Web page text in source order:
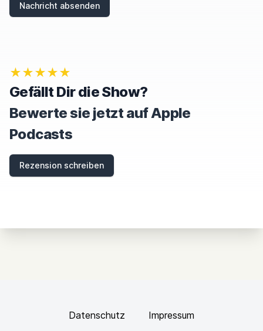
R
E
T
H
I
S
F
E
Nachricht absenden
★★★★★
Gefällt Dir die Show?
Bewerte sie jetzt auf Apple
Podcasts
Rezension schreiben
Datenschutz Impressum